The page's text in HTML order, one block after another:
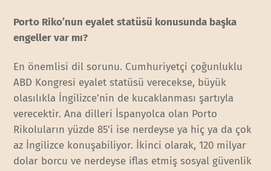
Porto Riko’nun eyalet statüsü konusunda başka
engeller var mı?
En önemlisi dil sorunu. Cumhuriyetçi çoğunluklu
ABD Kongresi eyalet statüsü verecekse, büyük
olasılıkla İngilizce’nin de kucaklanması şartıyla
verecektir. Ana dilleri İspanyolca olan Porto
Rikoluların yüzde 85’i ise nerdeyse ya hiç ya da çok
az İngilizce konuşabiliyor. İkinci olarak, 120 milyar
dolar borcu ve nerdeyse iflas etmiş sosyal güvenlik